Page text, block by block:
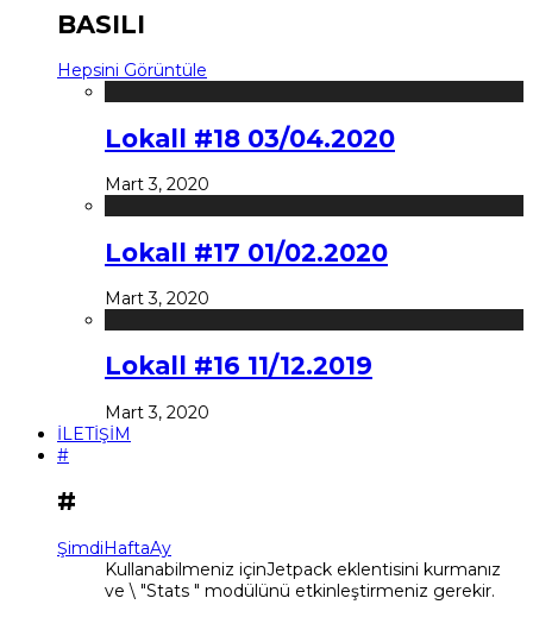
BASILI
Hepsini Görüntüle
Lokall #18 03/04.2020
Mart 3, 2020
Lokall #17 01/02.2020
Mart 3, 2020
Lokall #16 11/12.2019
Mart 3, 2020
İLETİŞİM
#
#
ŞimdiHaftaAy
Kullanabilmeniz içinJetpack eklentisini kurmanız
ve \ "Stats " modülünü etkinleştirmeniz gerekir.